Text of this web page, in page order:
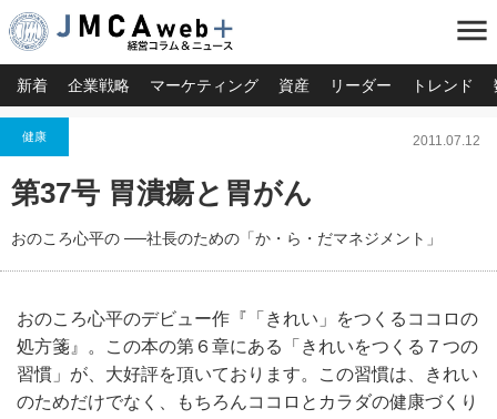
menu
新着 企業戦略 マーケティング 資産 リーダー トレンド
健康 2011.07.12
第37号 胃潰瘍と胃がん
おのころ心平の ──社長のための「か・ら・だマネジメント」
おのころ心平のデビュー作『「きれい」をつくるココロの
処方箋』。この本の第６章にある「きれいをつくる７つの
習慣」が、大好評を頂いております。この習慣は、きれい
のためだけでなく、もちろんココロとカラダの健康づくり